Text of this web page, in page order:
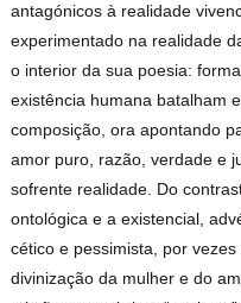
antagónicos à realidade
experimentado na realidade
o interior da sua poesia:
existência humana batalham
composição, ora apontando
amor puro, razão, verdade e
sofrente realidade. Do
ontológica e a existencial,
cético e pessimista, por
divinização da mulher e do